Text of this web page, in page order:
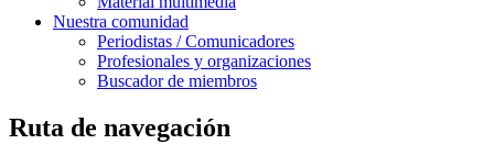
Nuestra comunidad
Periodistas / Comunicadores
Profesionales y organizaciones
Buscador de miembros
Ruta de navegación